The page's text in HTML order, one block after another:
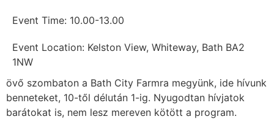
Event Time: 10.00-13.00
Event Location: Kelston View, Whiteway, Bath BA2
1NW
övő szombaton a Bath City Farmra megyünk, ide hívunk
benneteket, 10-től délután 1-ig. Nyugodtan hívjatok
barátokat is, nem lesz mereven kötött a program.